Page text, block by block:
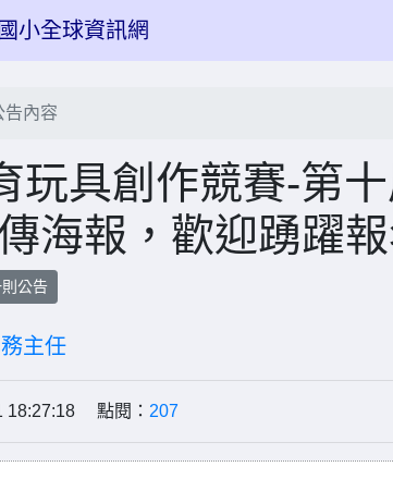
小全球資訊網
告內容
玩具創作競賽-第
海報，歡迎踴躍報
公告
主任
18:27:18 點閱： 207